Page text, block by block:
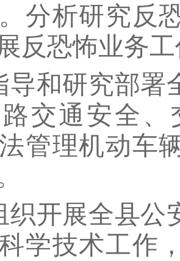
分析研究反
反恐怖业务
导和研究部署
交通安全
管理机动车
织开展全县公
学技术工作